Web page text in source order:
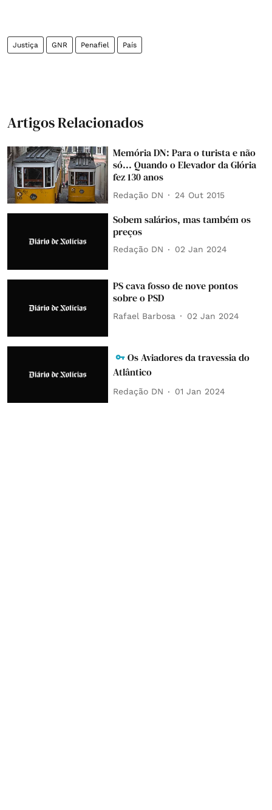
Justiça GNR Penafiel País
Artigos Relacionados
Memória DN: Para o turista e não
só... Quando o Elevador da Glória
fez 130 anos
Redação DN 24 Out 2015
Sobem salários, mas também os
preços
Redação DN 02 Jan 2024
PS cava fosso de nove pontos
sobre o PSD
Rafael Barbosa 02 Jan 2024
Os Aviadores da travessia do
Atlântico
Redação DN 01 Jan 2024